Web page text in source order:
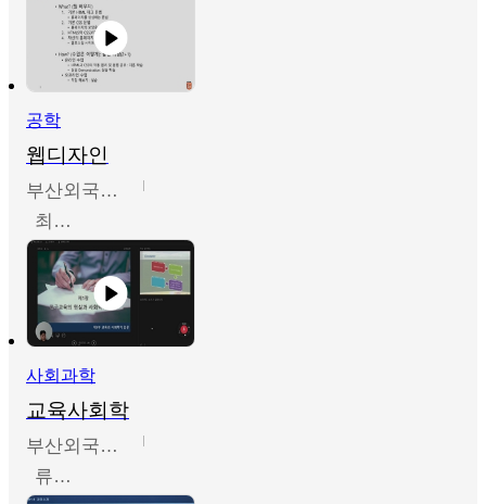
공학
웹디자인
부산외국어대학교
최진오
사회과학
교육사회학
부산외국어대학교
류영철